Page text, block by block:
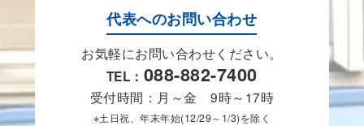
代表へのお問い合わせ
お気軽にお問い合わせください。
TEL： 088-882-7400
受付時間：月～金 9時～17時
※土日祝、年末年始(12/29～1/3)を除く